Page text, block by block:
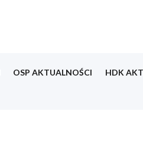
OSP AKTUALNOŚCI HDK